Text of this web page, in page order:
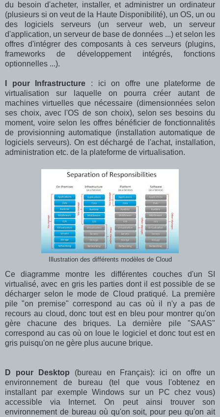
du besoin d'acheter, installer, et administrer un ordinateur
(plusieurs si on veut de la Haute Disponibilité), un OS, un ou
des logiciels serveurs (un serveur web, un serveur
d'application, un serveur de base de données ...) et selon les
offres d'intégrer des composants à ces serveurs (plugins,
frameworks de développement intégrés, fonctions
optionnelles ...).
I pour Infrastructure : ici on offre une plateforme de
virtualisation sur laquelle on pourra créer autant de
machines virtuelles que nécessaire (dimensionnées selon
ses choix, avec l'OS de son choix), selon ses besoins du
moment, voire selon les offres bénéficier de fonctionnalités
de provisionning automatique (installation automatique de
logiciels serveurs). On est déchargé de l'achat, installation,
administration etc. de la plateforme de virtualisation.
Illustration des différents modèles de Cloud
Ce diagramme montre les différentes couches d'un SI
virtualisé, avec en gris les parties dont il est possible de se
décharger selon le mode de Cloud pratiqué. La première
pile "on premise" correspond au cas où il n'y a pas de
recours au cloud, donc tout est en bleu pour montrer qu'on
gère chacune des briques. La dernière pile "SAAS"
correspond au cas où on loue le logiciel et donc tout est en
gris puisqu'on ne gère plus aucune brique.
D pour Desktop (bureau en Français): ici on offre un
environnement de bureau (tel que vous l'obtenez en
installant par exemple Windows sur un PC chez vous)
accessible via Internet. On peut ainsi trouver son
environnement de bureau où qu'on soit, pour peu qu'on ait